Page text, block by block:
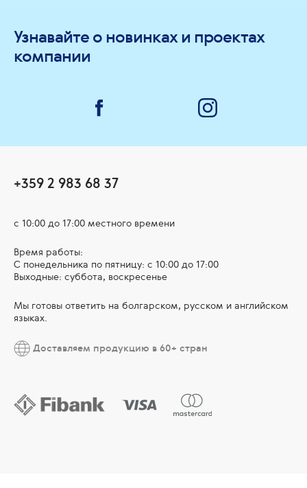
Узнавайте о новинках и проектах
компании
+359 2 983 68 37
с 10:00 до 17:00 местного времени
Время работы:
С понедельника по пятницу: с 10:00 до 17:00
Выходные: суббота, воскресенье
Мы готовы ответить на болгарском, русском и английском
языках.
Доставляем продукцию в 60+ стран